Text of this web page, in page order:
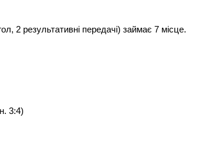
2 результативні передачі) займає 7 місце.
3:4)